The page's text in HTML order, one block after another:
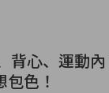
背心、運動內
色！